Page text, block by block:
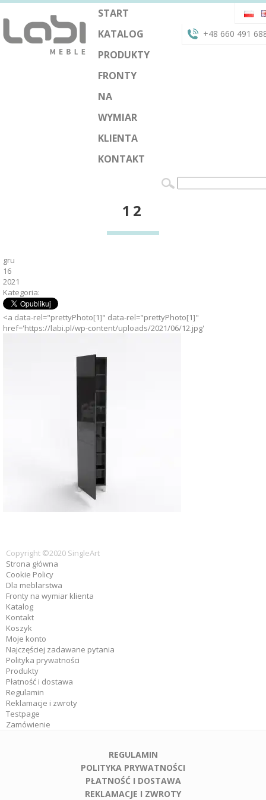
START
KATALOG
PRODUKTY
FRONTY
NA
WYMIAR
KLIENTA
KONTAKT
+48 660 491
12
gru
16
2021
Kategoria:
<a data-rel="prettyPhoto[1]" data-rel="prettyPhoto[1]"
href='https://labi.pl/wp-content/uploads/2021/06/12.jpg'
Copyright ©2020 SingleArt
Strona główna
Cookie Policy
Dla meblarstwa
Fronty na wymiar klienta
Katalog
Kontakt
Koszyk
Moje konto
Najczęściej zadawane pytania
Polityka prywatności
Produkty
Płatność i dostawa
Regulamin
Reklamacje i zwroty
Testpage
Zamówienie
REGULAMIN
POLITYKA PRYWATNOŚCI
PŁATNOŚĆ I DOSTAWA
REKLAMACJE I ZWROTY